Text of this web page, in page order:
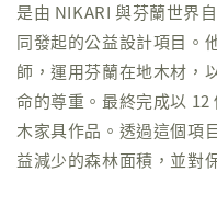
是由 NIKARI 與芬蘭世界
同發起的公益設計項目。
師，運用芬蘭在地木材，
命的尊重。最終完成以
木家具作品。透過這個項
益減少的森林面積，並對